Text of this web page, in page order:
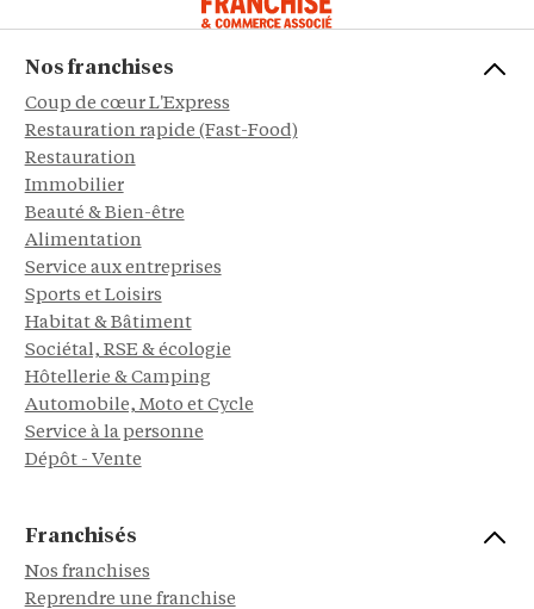
Nos franchises
Coup de cœur L'Express
Restauration rapide (Fast-Food)
Restauration
Immobilier
Beauté & Bien-être
Alimentation
Service aux entreprises
Sports et Loisirs
Habitat & Bâtiment
Sociétal, RSE & écologie
Hôtellerie & Camping
Automobile, Moto et Cycle
Service à la personne
Dépôt - Vente
Franchisés
Nos franchises
Reprendre une franchise